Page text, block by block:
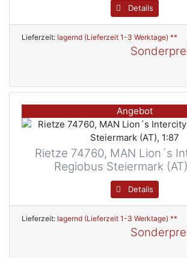
Details
Lieferzeit: lagernd (Lieferzeit 1-3 Werktage) **
Angebot
Rietze 74760, MAN Lion´s
Regiobus Steiermark
Details
Lieferzeit: lagernd (Lieferzeit 1-3 Werktage) **